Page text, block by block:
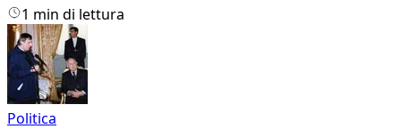
1 min di lettura
Politica